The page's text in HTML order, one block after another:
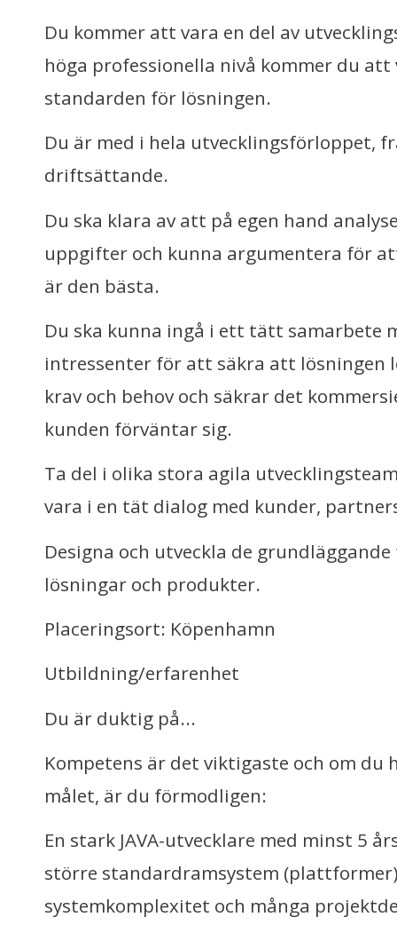
Du kommer att vara en del av
höga professionella nivå kommer du
standarden för lösningen.
Du är med i hela utvecklingsförloppet,
driftsättande.
Du ska klara av att på egen hand
uppgifter och kunna argumentera för
är den bästa.
Du ska kunna ingå i ett tätt samarbete
intressenter för att säkra att lösningen
krav och behov och säkrar det
kunden förväntar sig.
Ta del i olika stora agila
vara i en tät dialog med kunder,
Designa och utveckla de
lösningar och produkter.
Placeringsort: Köpenhamn
Utbildning/erfarenhet
Du är duktig på...
Kompetens är det viktigaste och om
målet, är du förmodligen:
En stark JAVA-utvecklare med minst 5
större standardramsystem
systemkomplexitet och många